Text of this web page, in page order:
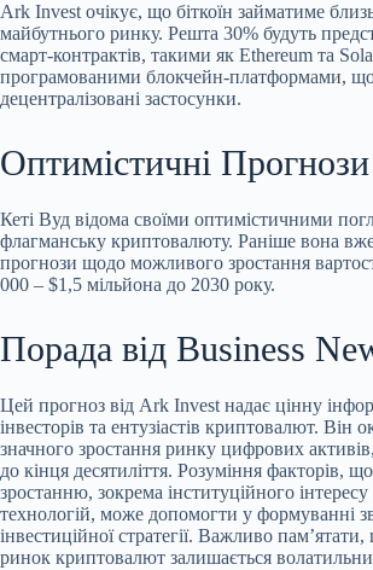
Ark Invest очікує, що біткоїн займатиме
майбутнього ринку. Решта 30% будуть
смарт-контрактів, такими як Ethereum та
програмованими блокчейн-платформами,
децентралізовані застосунки.
Оптимістичні
Кеті Вуд відома своїми оптимістичними
флагманську криптовалюту. Раніше вона
прогнози щодо можливого зростання
000 – $1,5 мільйона до 2030 року.
Порада від Business
Цей прогноз від Ark Invest надає цінну
інвесторів та ентузіастів криптовалют. Він
значного зростання ринку цифрових активів,
до кінця десятиліття. Розуміння факторів,
зростанню, зокрема інституційного
технологій, може допомогти у формуванні
інвестиційної стратегії. Важливо
ринок криптовалют залишається